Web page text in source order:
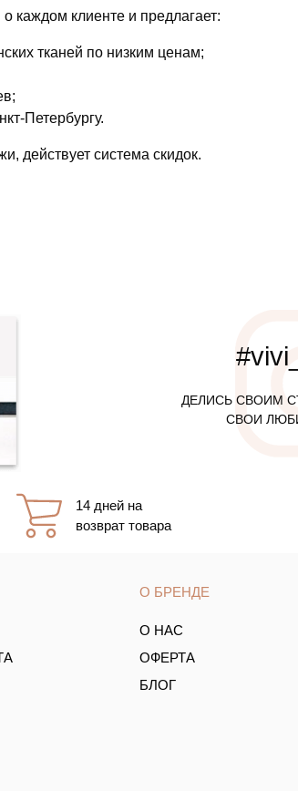
каждом клиенте и предлагает:
тканей по низким ценам;
Петербургу.
действует система скидок.
ДЕЛИСЬ СВОИМ
СВОИ
14 дней на
возврат товара
О БРЕНДЕ
О НАС
ОФЕРТА
БЛОГ